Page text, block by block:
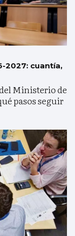
2027: cuantía,
Ministerio de
pasos seguir